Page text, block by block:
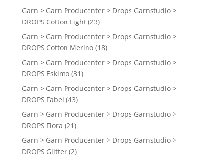
Garn > Garn Producenter > Drops Garnstudio >
DROPS Cotton Light (23)
Garn > Garn Producenter > Drops Garnstudio >
DROPS Cotton Merino (18)
Garn > Garn Producenter > Drops Garnstudio >
DROPS Eskimo (31)
Garn > Garn Producenter > Drops Garnstudio >
DROPS Fabel (43)
Garn > Garn Producenter > Drops Garnstudio >
DROPS Flora (21)
Garn > Garn Producenter > Drops Garnstudio >
DROPS Glitter (2)